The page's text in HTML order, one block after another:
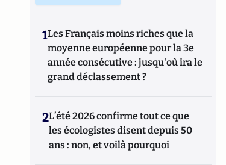
1Les Français moins riches que la
moyenne européenne pour la 3e
année consécutive : jusqu'où ira le
grand déclassement ?
2L’été 2026 confirme tout ce que
les écologistes disent depuis 50
ans : non, et voilà pourquoi